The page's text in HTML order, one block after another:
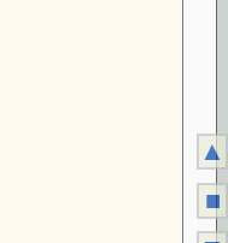
▲
■